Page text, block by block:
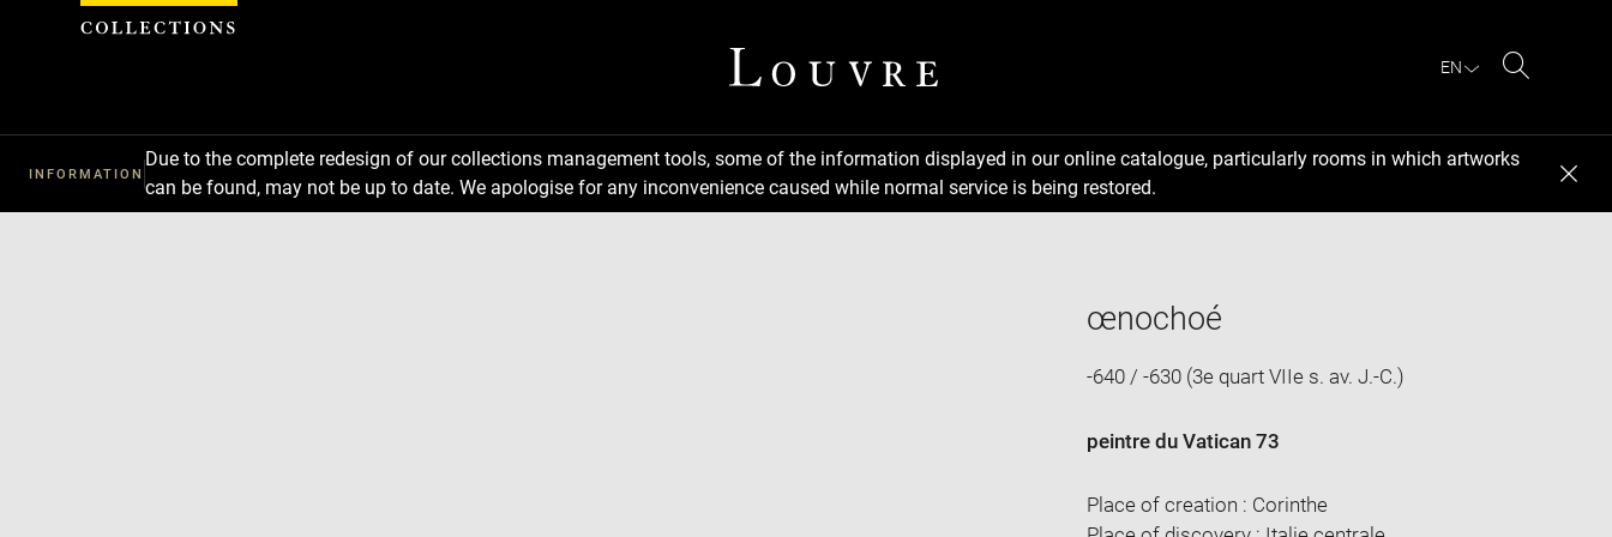
EN
INFORMATION
Due to the complete redesign of our collections management tools, some of the information displayed in our online catalogue, particularly rooms in which artworks
can be found, may not be up to date. We apologise for any inconvenience caused while normal service is being restored.
œnochoé
-640 / -630 (3e quart VIIe s. av. J.-C.)
peintre du Vatican 73
Place of creation : Corinthe
Cookies management panel